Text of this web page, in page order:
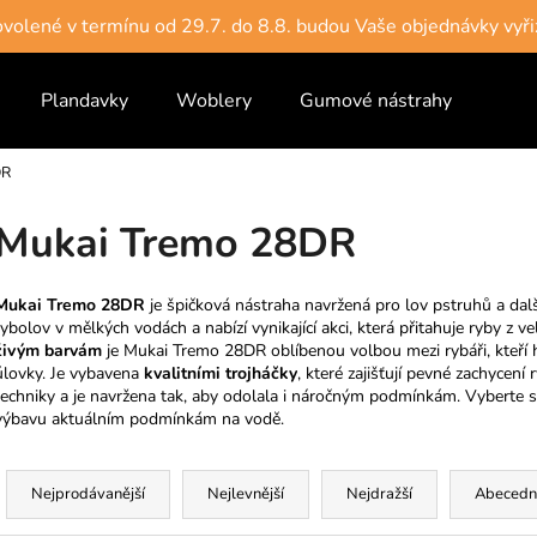
v termínu od 29.7. do 8.8. budou Vaše objednávky
Plandavky Woblery Gumové nástrahy
Tremo 28DR
Tremo 28DR je špičková nástraha navržená pro lov pstruhů a
v mělkých vodách a nabízí vynikající akci, která přitahuje ryby z
barvám je Mukai Tremo 28DR oblíbenou volbou mezi rybáři,
Je vybavena kvalitními trojháčky, které zajišťují pevné
a je navržena tak, aby odolala i náročným podmínkám.
aktuálním podmínkám na vodě.
Nejprodávanější Nejlevnější Nejdražší
HLEDAT
Doporučujeme